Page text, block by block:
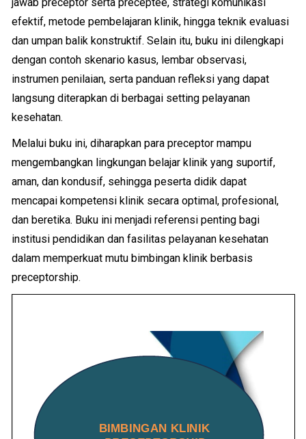
efektif, metode pembelajaran klinik, hingga teknik evaluasi
dan umpan balik konstruktif. Selain itu, buku ini dilengkapi
dengan contoh skenario kasus, lembar observasi,
instrumen penilaian, serta panduan refleksi yang dapat
langsung diterapkan di berbagai setting pelayanan
kesehatan.
Melalui buku ini, diharapkan para preceptor mampu
mengembangkan lingkungan belajar klinik yang suportif,
aman, dan kondusif, sehingga peserta didik dapat
mencapai kompetensi klinik secara optimal, profesional,
dan beretika. Buku ini menjadi referensi penting bagi
institusi pendidikan dan fasilitas pelayanan kesehatan
dalam memperkuat mutu bimbingan klinik berbasis
preceptorship.